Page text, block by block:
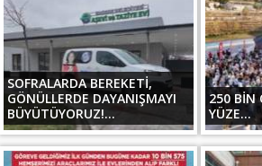
SOFRALARDA BEREKETİ,
GÖNÜLLERDE DAYANIŞMAYI
BÜYÜTÜYORUZ!...
250 BİN
YÜZE...